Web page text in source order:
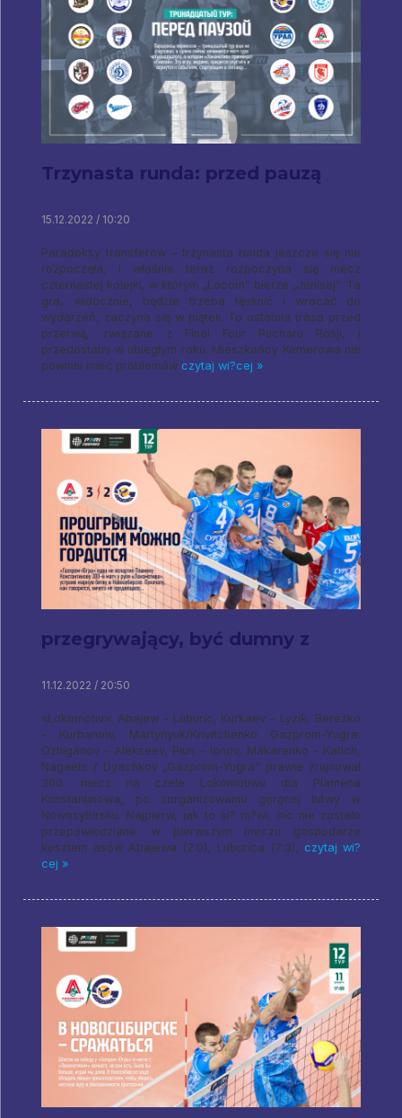
Trzynasta runda: przed pauzą
15.12.2022 / 10:20
Paradoksy transferów – trzynasta runda jeszcze się nie
rozpoczęła, i właśnie teraz rozpoczyna się mecz
czternastej kolejki, w którym „Locom” bierze „Jenisej”. Ta
gra, widocznie, będzie trzeba tęsknić i wracać do
wydarzeń, zaczyna się w piątek. To ostatnia trasa przed
przerwą, związane z Final Four Pucharu Rosji, i
przedostatni w ubiegłym roku. Mieszkańcy Kemerowa nie
powinni mieć problemów czytaj wi?cej »
przegrywający, być dumny z
11.12.2022 / 20:50
«Lokomotiv»: Abajew - Luburic, Kurkaev - Lyzik, Bereżko
- Kurbanow, Martynyuk/Krivitchenko Gazprom-Yugra:
Ozhiganov - Alekseev, Piun - Ionov, Makarenko - Katich,
Nagaets / Dyachkov „Gazprom-Yugra” prawie zrujnował
300. mecz na czele Lokomotiwu dla Plamena
Konstantinowa, po zorganizowaniu gorącej bitwy w
Nowosybirsku. Najpierw, jak to si? m?wi, nic nie zostało
przepowiedziane: w pierwszym meczu gospodarze
kosztem asów Abajewa (2:0), Luburica (7:3), czytaj wi?
cej »